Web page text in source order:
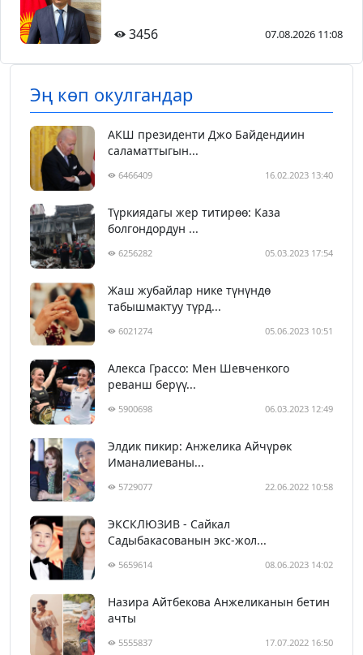
3456 07.08.2026 11:08
Эң көп окулгандар
АКШ президенти Джо Байдендиин
саламаттыгын...
6466409 16.02.2023 13:40
Түркиядагы жер титирөө: Каза
болгондордун ...
6256282 05.03.2023 17:54
Жаш жубайлар нике түнүндө
табышмактуу түрд...
6021274 05.06.2023 10:51
Алекса Грассо: Мен Шевченкого
реванш берүү...
5900698 06.03.2023 12:49
Элдик пикир: Анжелика Айчүрөк
Иманалиеваны...
5729077 22.06.2022 10:58
ЭКСКЛЮЗИВ - Сайкал
Садыбакасованын экс-жол...
5659614 08.06.2023 14:02
Назира Айтбекова Анжеликанын бетин
ачты
5555837 17.07.2022 16:50